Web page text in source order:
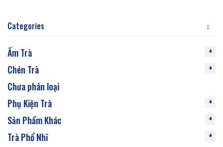
Categories
Ấm Trà
Chén Trà
Chưa phân loại
Phụ Kiện Trà
Sản Phẩm Khác
Trà Phổ Nhĩ